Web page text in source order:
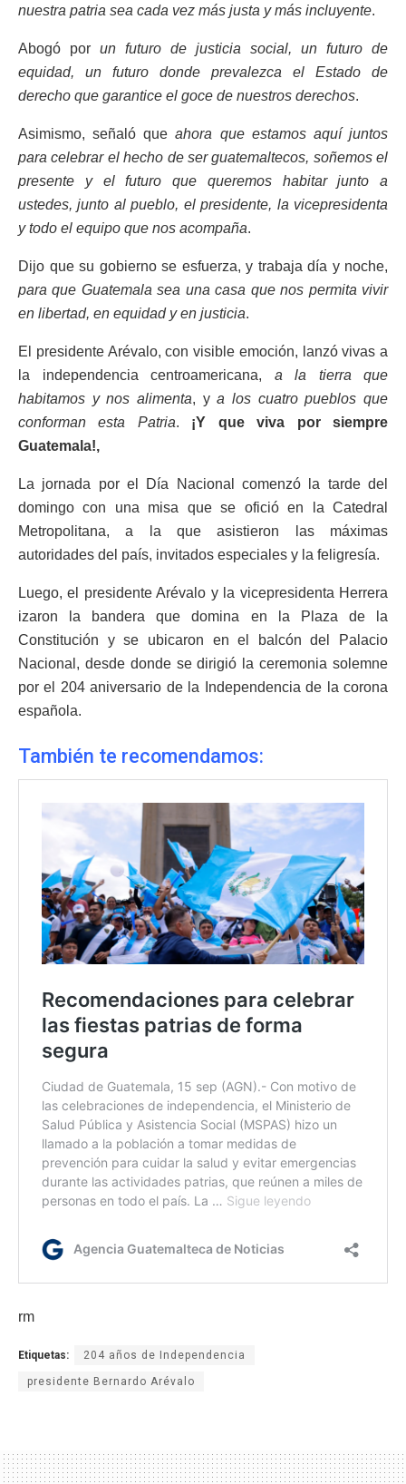
nuestra patria sea cada vez más justa y más incluyente.
Abogó por un futuro de justicia social, un futuro de
equidad, un futuro donde prevalezca el Estado de
derecho que garantice el goce de nuestros derechos.
Asimismo, señaló queahora que estamos aquí juntos
para celebrar el hecho de ser guatemaltecos, soñemos el
presente y el futuro que queremos habitar junto a
ustedes, junto al pueblo, el presidente, la vicepresidenta
y todo el equipo que nos acompaña.
Dijo que su gobierno se esfuerza, y trabaja día y noche,
para que Guatemala sea una casa que nos permita vivir
en libertad, en equidad y en justicia.
El presidente Arévalo, con visible emoción, lanzó vivas a
la independencia centroamericana, a la tierra que
habitamos y nos alimenta, ya los cuatro pueblos que
conforman esta Patria. ¡Y que viva por siempre
Guatemala!,
La jornada por el Día Nacional comenzó la tarde del
domingo con una misa que se ofició en la Catedral
Metropolitana, a la que asistieron las máximas
autoridades del país, invitados especiales y la feligresía.
Luego, el presidente Arévalo y la vicepresidenta Herrera
izaron la bandera que domina en la Plaza de la
Constitución y se ubicaron en el balcón del Palacio
Nacional, desde donde se dirigió la ceremonia solemne
por el 204 aniversario de la Independencia de la corona
española.
También te recomendamos:
rm
Etiquetas: 204 años de Independencia
presidente Bernardo Arévalo